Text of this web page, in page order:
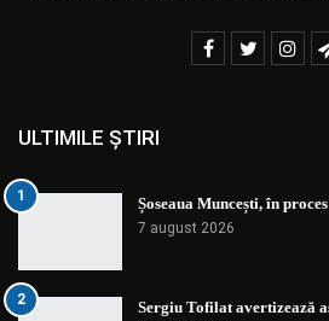
ULTIMILE ȘTIRI
1 Șoseaua Muncești, în
7 august 2026
2 Sergiu Tofilat avertizează